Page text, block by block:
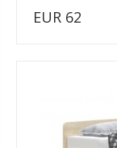
EUR 62